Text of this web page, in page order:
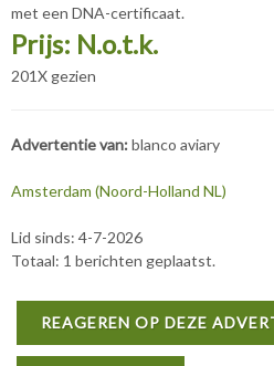
met een DNA-certificaat.
Prijs: N.o.t.k.
201X gezien
Advertentie van:blanco aviary
Amsterdam (Noord-Holland NL)
Lid sinds: 4-7-2026
Totaal: 1 berichten geplaatst.
REAGEREN OP DEZE